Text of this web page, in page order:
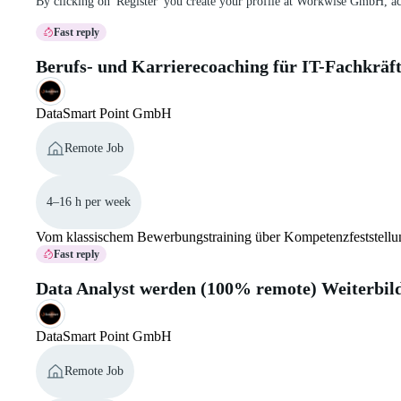
Fast reply
Berufs- und Karrierecoaching für IT-
DataSmart Point GmbH
Remote Job
4–16 h per week
Vom klassischem Bewerbungstraining über
Fast reply
Data Analyst werden (100% remote)
DataSmart Point GmbH
Remote Job